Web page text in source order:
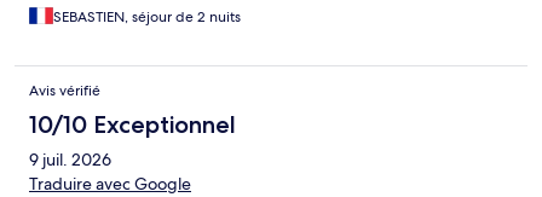
SEBASTIEN, séjour de 2 nuits
Avis vérifié
10/10 Exceptionnel
9 juil. 2026
Traduire avec Google